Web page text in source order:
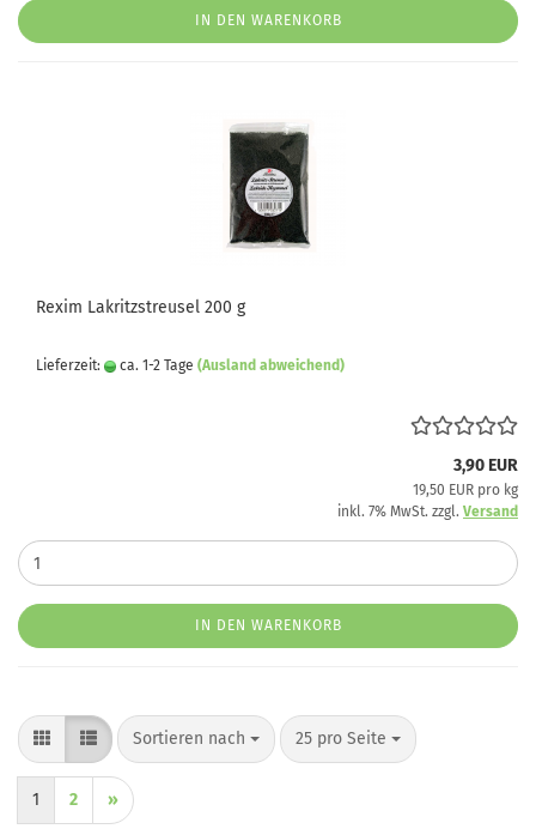
IN DEN WARENKORB
Rexim Lakritzstreusel 200 g
Lieferzeit: ca. 1-2 Tage (Ausland abweichend)
3,90 EUR
19,50 EUR pro kg
inkl. 7% MwSt. zzgl. Versand
IN DEN WARENKORB
Sortieren nach
Sortieren nach 25 pro Seite
pro Seite
1 2 »